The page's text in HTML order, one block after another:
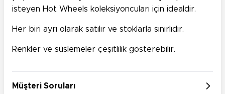
isteyen Hot Wheels koleksiyoncuları için idealdir.
Her biri ayrı olarak satılır ve stoklarla sınırlıdır.
Renkler ve süslemeler çeşitlilik gösterebilir.
Müşteri Soruları